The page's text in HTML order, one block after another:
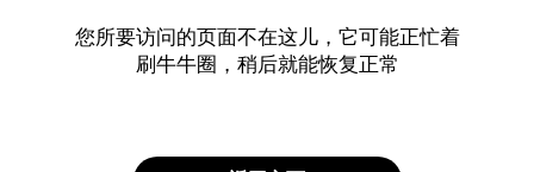
您所要访问的页面不在这儿，它可能正忙着
刷牛牛圈，稍后就能恢复正常